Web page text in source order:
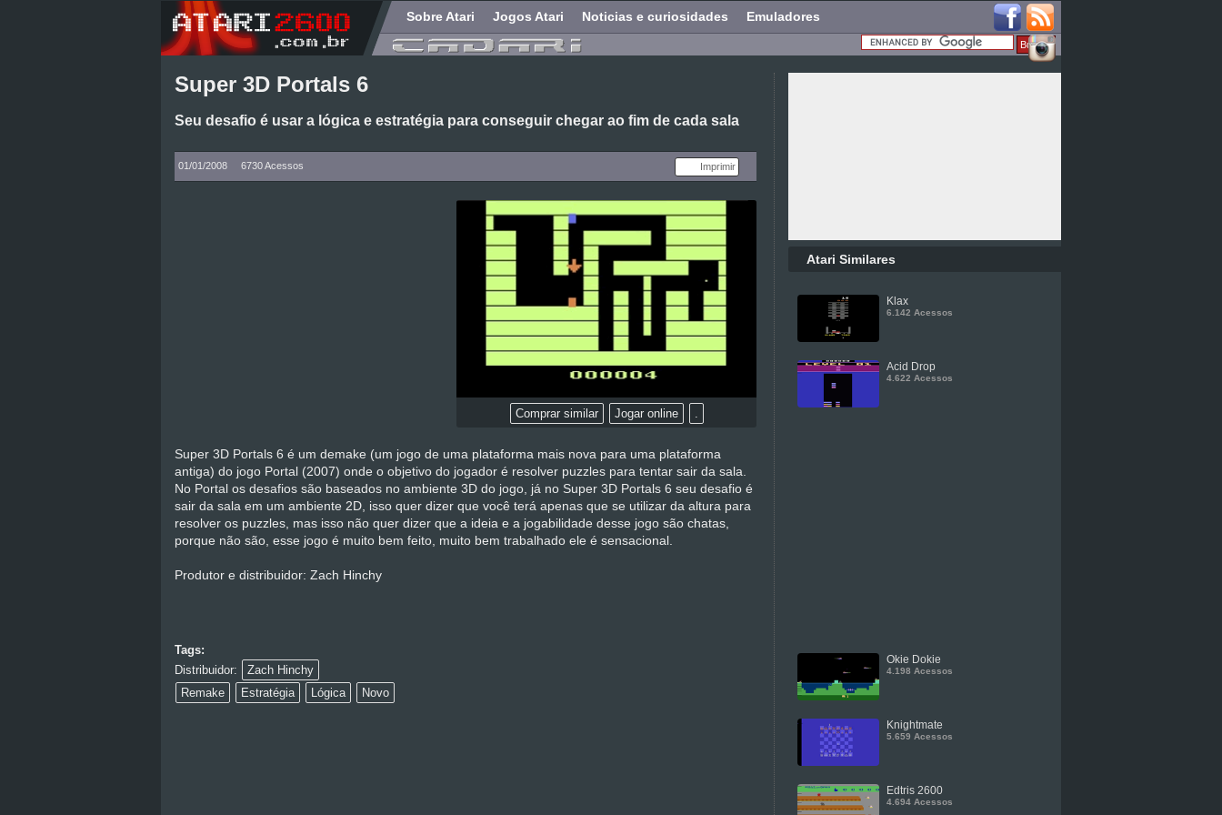
Sobre Atari Jogos Atari Noticias e curiosidades Emuladores
Super 3D Portals 6
Seu desafio é usar a lógica e estratégia para conseguir chegar ao fim de cada sala
01/01/2008 6730 Acessos Imprimir
Comprar similar Jogar online
Super 3D Portals 6 é um demake (um jogo de uma plataforma mais nova para uma plataforma
antiga) do jogo Portal (2007) onde o objetivo do jogador é resolver puzzles para tentar sair da sala.
No Portal os desafios são baseados no ambiente 3D do jogo, já no Super 3D Portals 6 seu desafio é
sair da sala em um ambiente 2D, isso quer dizer que você terá apenas que se utilizar da altura para
resolver os puzzles, mas isso não quer dizer que a ideia e a jogabilidade desse jogo são chatas,
porque não são, esse jogo é muito bem feito, muito bem trabalhado ele é sensacional.
Produtor e distribuidor: Zach Hinchy
Tags:
Distribuidor:
Zach Hinchy
Remake
Estratégia Lógica Novo
Atari Similares
Klax
6.142 Acessos
Acid Drop
4.622 Acessos
Okie Dokie
4.198 Acessos
Knightmate
5.659 Acessos
Edtris 2600
4.694 Acessos